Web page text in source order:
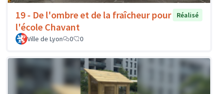
19 - De l'ombre et de la fraîcheur pour
l'école Chavant
Réalisé
Ville de Lyon 0 0